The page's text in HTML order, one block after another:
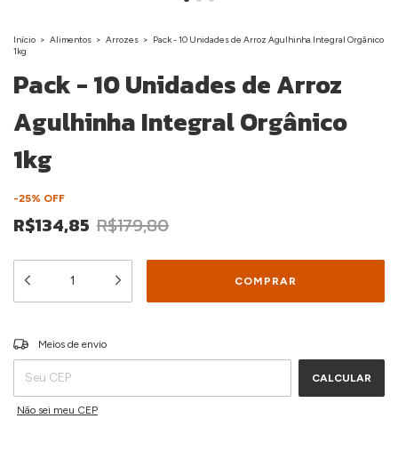
Início > Alimentos > Arrozes > Pack - 10 Unidades de Arroz Agulhinha Integral Orgânico
1kg
Pack - 10 Unidades de Arroz
Agulhinha Integral Orgânico
1kg
-25% OFF
R$134,85 R$179,80
Entregas para o CEP:
Meios de envio
CALCULAR
Não sei meu CEP